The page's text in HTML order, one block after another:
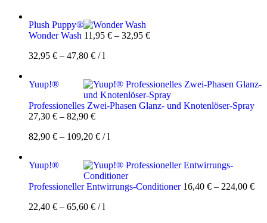
Plush Puppy®
Wonder Wash 11,95 € – 32,95 €
32,95 € – 47,80 € /l
Yuup!®
Professionelles Zwei-Phasen Glanz- und Knotenlöser-Spray
27,30 € – 82,90 €
82,90 € – 109,20 € /l
Yuup!®
Professioneller Entwirrungs-Conditioner 16,40 € – 224,00 €
22,40 € – 65,60 € /l